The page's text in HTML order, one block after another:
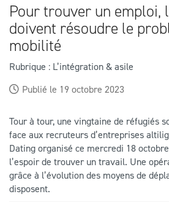
Pour trouver un emploi,
doivent résoudre le
mobilité
Rubrique : L’intégration & asile
Publié le 19 octobre 2023
Tour à tour, une vingtaine de réfugiés
face aux recruteurs d’entreprises
Dating organisé ce mercredi 18
l’espoir de trouver un travail. Une
grâce à l’évolution des moyens de
disposent.